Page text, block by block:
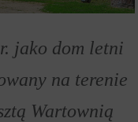
jako dom letni
na terenie
Wartownią